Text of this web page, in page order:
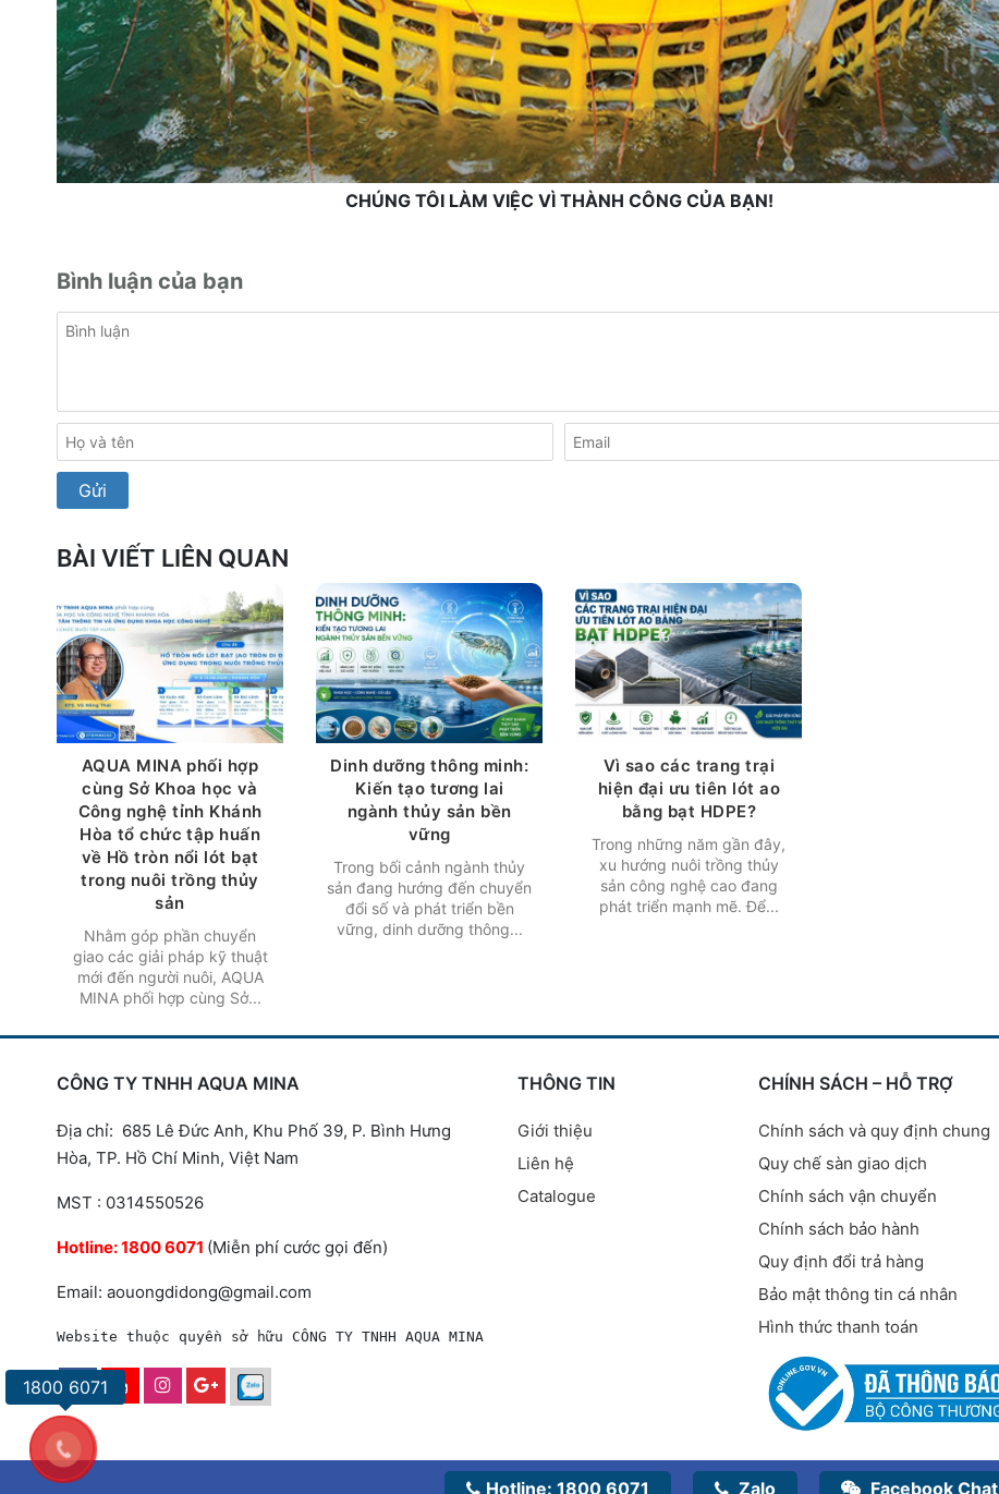
CHÚNG TÔI LÀM VIỆC VÌ THÀNH CÔNG CỦA BẠN!
Bình luận của bạn
BÀI VIẾT LIÊN QUAN
AQUA MINA phối hợp
cùng Sở Khoa học và
Công nghệ tỉnh Khánh
Hòa tổ chức tập huấn
về Hồ tròn nổi lót bạt
trong nuôi trồng thủy
sản
Nhằm góp phần chuyển
giao các giải pháp kỹ thuật
mới đến người nuôi, AQUA
MINA phối hợp cùng Sở...
Dinh dưỡng thông minh:
Kiến tạo tương lai
ngành thủy sản bền
vững
Trong bối cảnh ngành thủy
sản đang hướng đến chuyển
đổi số và phát triển bền
vững, dinh dưỡng thông...
Vì sao các trang trại
hiện đại ưu tiên lót ao
bằng bạt HDPE?
Trong những năm gần đây,
xu hướng nuôi trồng thủy
sản công nghệ cao đang
phát triển mạnh mẽ. Để...
CÔNG TY TNHH AQUA MINA
Địa chỉ: 685 Lê Đức Anh, Khu Phố 39, P. Bình Hưng
Hòa, TP. Hồ Chí Minh, Việt Nam
MST : 0314550526
Hotline:1800 6071 (Miễn phí cước gọi đến)
Email: aouongdidong@gmail.com
Website thuộc quyền sở hữu CÔNG TY TNHH AQUA MINA
THÔNG TIN
Giới thiệu
Liên hệ
Catalogue
CHÍNH SÁCH – HỖ TRỢ
Chính sách và quy định chung
Quy chế sàn giao dịch
Chính sách vận chuyển
Chính sách bảo hành
Quy định đổi trả hàng
Bảo mật thông tin cá nhân
Hình thức thanh toán
Hotline: 1800 6071 Zalo Facebook Chat
1800 6071